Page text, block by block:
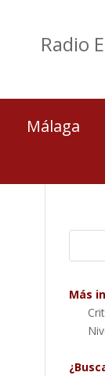
Radio
Málaga
Más